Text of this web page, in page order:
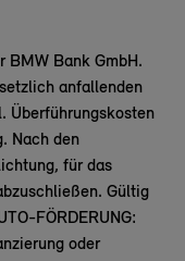
BMW Bank GmbH.
anfallenden
Überführungskosten
Nach den
für das
Gültig
FÖRDERUNG:
oder